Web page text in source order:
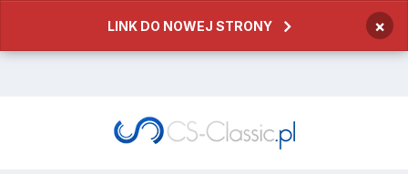
LINK DO NOWEJ STRONY ×